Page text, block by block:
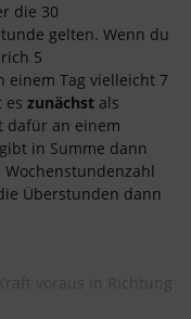
die 30
gelten. Wenn du
5
einem Tag vielleicht 7
es zunächst als
dafür an einem
in Summe dann
Überstunden dann